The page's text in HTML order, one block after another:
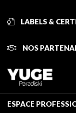
LABELS &
NOS
ESPACE